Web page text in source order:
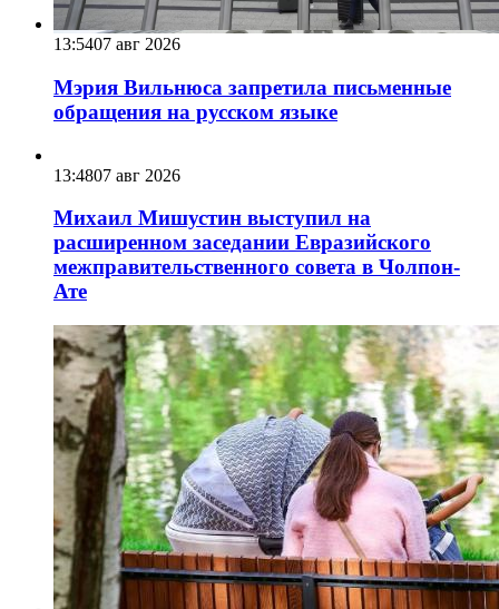
13:5407 авг 2026
Мэрия Вильнюса запретила письменные
обращения на русском языке
13:4807 авг 2026
Михаил Мишустин выступил на
расширенном заседании Евразийского
межправительственного совета в Чолпон-
Ате